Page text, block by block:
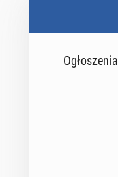
Ogłoszenia